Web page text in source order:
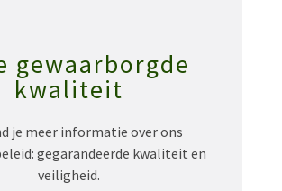
gewaarborgde
kwaliteit
je meer informatie over ons
gegarandeerde kwaliteit en
veiligheid.